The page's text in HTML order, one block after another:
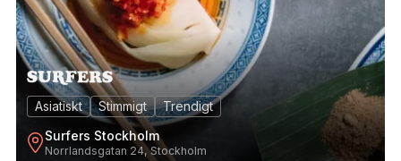
Asiatiskt Stimmigt
Trendigt
Surfers Stockholm
Norrlandsgatan 24, Stockholm